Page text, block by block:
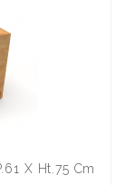
X Ht.75 Cm